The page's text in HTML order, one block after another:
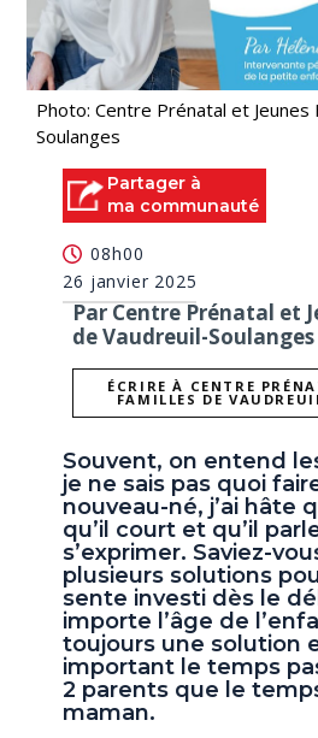
Photo: Centre Prénatal et Jeunes
Soulanges
Partager à
ma communauté
08h00
26 janvier 2025
Par Centre Prénatal et
de Vaudreuil-
ÉCRIRE À CENTRE PRÉNATAL ET JEUNES
FAMILLES DE
Souvent, on entend
je ne sais pas quoi
nouveau-né, j’ai hâte
qu’il court et qu’il
s’exprimer. Saviez-
plusieurs solutions
sente investi dès le
importe l’âge de
toujours une solution
important le temps
2 parents que le
maman.